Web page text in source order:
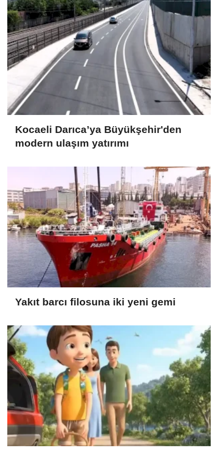
Kocaeli Darıca’ya Büyükşehir'den
modern ulaşım yatırımı
Yakıt barcı filosuna iki yeni gemi